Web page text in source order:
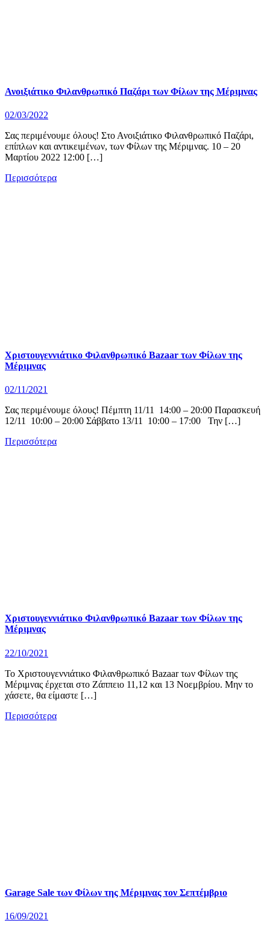
Ανοιξιάτικο Φιλανθρωπικό Παζάρι των Φίλων της Μέριμνας
02/03/2022
Σας περιμένουμε όλους! Στο Ανοιξιάτικο Φιλανθρωπικό Παζάρι,
επίπλων και αντικειμένων, των Φίλων της Μέριμνας. 10 – 20
Μαρτίου 2022 12:00 […]
Περισσότερα
Χριστουγεννιάτικο Φιλανθρωπικό Bazaar των Φίλων της
Μέριμνας
02/11/2021
Σας περιμένουμε όλους! Πέμπτη 11/11 14:00 – 20:00 Παρασκευή
12/11 10:00 – 20:00 Σάββατο 13/11 10:00 – 17:00 Την […]
Περισσότερα
Χριστουγεννιάτικο Φιλανθρωπικό Bazaar των Φίλων της
Μέριμνας
22/10/2021
Το Χριστουγεννιάτικο Φιλανθρωπικό Bazaar των Φίλων της
Μέριμνας έρχεται στο Ζάππειο 11,12 και 13 Νοεμβρίου. Μην το
χάσετε, θα είμαστε […]
Περισσότερα
Garage Sale των Φίλων της Μέριμνας τον Σεπτέμβριο
16/09/2021